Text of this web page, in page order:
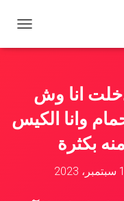
ب
ت
انا وش
وانا الكيس
بكثرة